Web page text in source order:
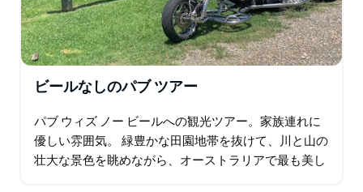
ビールなしのパブ ツアー
パブ ウィズ ノー ビールへの観光ツアー。家族連れに
優しい雰囲気。 緑豊かな田園地帯を抜けて、川と山の
壮大な景色を眺めながら、オーストラリアで最も美し